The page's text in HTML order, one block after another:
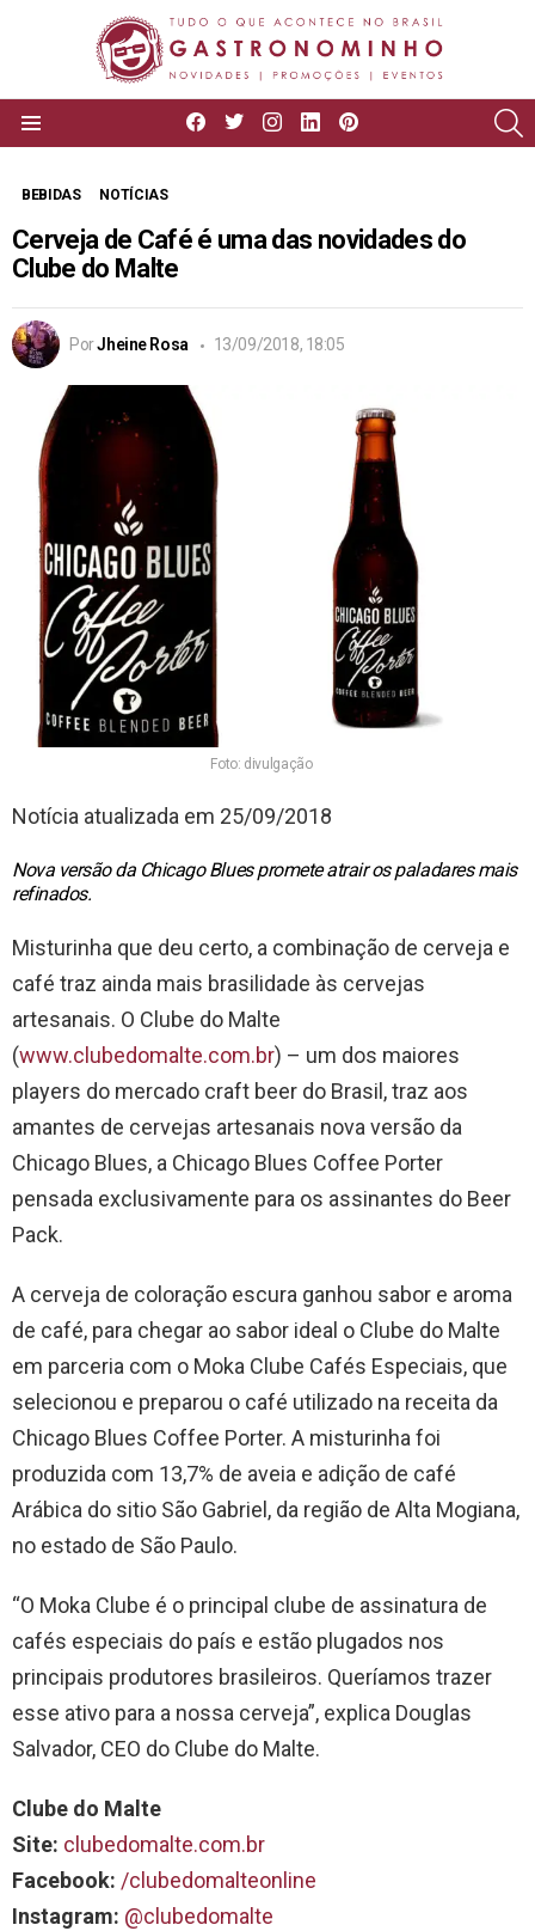
facebooktwitterinstagram
linkedin
BEBIDAS NOTÍCIAS
Cerveja de Café é uma das novidades do
Clube do Malte
PorJheine Rosa 13/09/2018, 18:05
Foto: divulgação
Notícia atualizada em 25/09/2018
Nova versão da Chicago Blues promete atrair os paladares mais
refinados.
Misturinha que deu certo, a combinação de cerveja e
café traz ainda mais brasilidade às cervejas
artesanais. O Clube do Malte
(www.clubedomalte.com.br) – um dos maiores
players do mercado craft beer do Brasil, traz aos
amantes de cervejas artesanais nova versão da
Chicago Blues, a Chicago Blues Coffee Porter
pensada exclusivamente para os assinantes do Beer
Pack.
A cerveja de coloração escura ganhou sabor e aroma
de café, para chegar ao sabor ideal o Clube do Malte
em parceria com o Moka Clube Cafés Especiais, que
selecionou e preparou o café utilizado na receita da
Chicago Blues Coffee Porter. A misturinha foi
produzida com 13,7% de aveia e adição de café
Arábica do sitio São Gabriel, da região de Alta Mogiana,
no estado de São Paulo.
“O Moka Clube é o principal clube de assinatura de
cafés especiais do país e estão plugados nos
principais produtores brasileiros. Queríamos trazer
esse ativo para a nossa cerveja”, explica Douglas
Salvador, CEO do Clube do Malte.
Clube do Malte
Site: clubedomalte.com.br
Facebook: /clubedomalteonline
Instagram: @clubedomalte